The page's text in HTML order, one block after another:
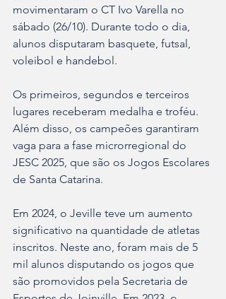
movimentaram o CT Ivo Varella no
sábado (26/10). Durante todo o dia,
alunos disputaram basquete, futsal,
voleibol e handebol.
Os primeiros, segundos e terceiros
lugares receberam medalha e troféu.
Além disso, os campeões garantiram
vaga para a fase microrregional do
JESC 2025, que são os Jogos Escolares
de Santa Catarina.
Em 2024, o Jeville teve um aumento
significativo na quantidade de atletas
inscritos. Neste ano, foram mais de 5
mil alunos disputando os jogos que
são promovidos pela Secretaria de